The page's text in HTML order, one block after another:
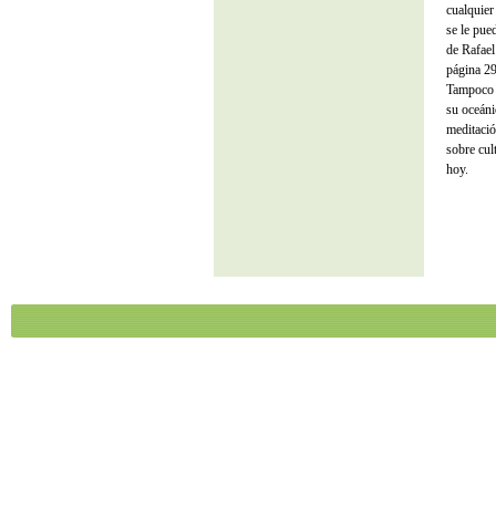
se le
de
página
su
sobre
hoy.